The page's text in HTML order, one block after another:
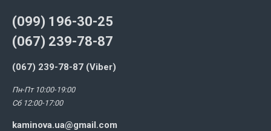
(099) 196-30-25
(067) 239-78-87
(067) 239-78-87 (Viber)
Пн-Пт 10:00-19:00
Сб 12:00-17:00
kaminova.ua@gmail.com